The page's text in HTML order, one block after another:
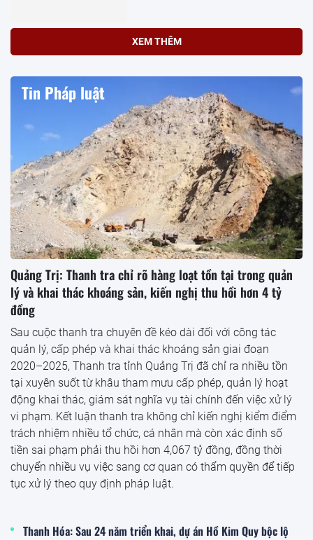
XEM THÊM
Tin Pháp luật
Quảng Trị: Thanh tra chỉ rõ hàng loạt tồn tại trong quản
lý và khai thác khoáng sản, kiến nghị thu hồi hơn 4 tỷ
đồng
Sau cuộc thanh tra chuyên đề kéo dài đối với công tác
quản lý, cấp phép và khai thác khoáng sản giai đoạn
2020–2025, Thanh tra tỉnh Quảng Trị đã chỉ ra nhiều tồn
tại xuyên suốt từ khâu tham mưu cấp phép, quản lý hoạt
động khai thác, giám sát nghĩa vụ tài chính đến việc xử lý
vi phạm. Kết luận thanh tra không chỉ kiến nghị kiểm điểm
trách nhiệm nhiều tổ chức, cá nhân mà còn xác định số
tiền sai phạm phải thu hồi hơn 4,067 tỷ đồng, đồng thời
chuyển nhiều vụ việc sang cơ quan có thẩm quyền để tiếp
tục xử lý theo quy định pháp luật.
Thanh Hóa: Sau 24 năm triển khai, dự án Hồ Kim Quy bộc lộ